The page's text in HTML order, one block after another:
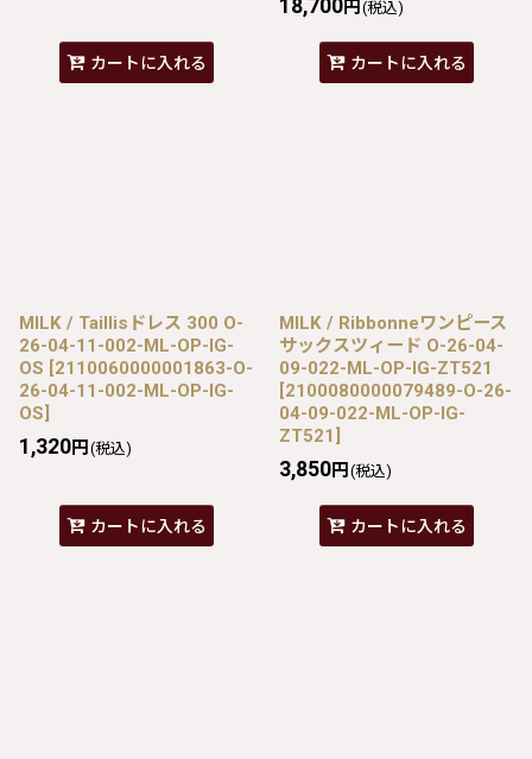
カートに入れる
18,700円 (税込)
カートに入れる
MILK / Taillisドレス 300 O-
26-04-11-002-ML-OP-IG-
OS [2110060000001863-O-
26-04-11-002-ML-OP-IG-
OS]
1,320円 (税込)
カートに入れる
MILK / Ribbonneワンピース
サックスツィード O-26-04-
09-022-ML-OP-IG-ZT521
[2100080000079489-O-26-
04-09-022-ML-OP-IG-
ZT521 ]
3,850円 (税込)
カートに入れる